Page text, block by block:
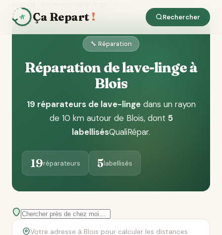
Ça Repart ! Rechercher
🔧 Réparation
Réparation de lave-linge à
Blois
19 réparateurs de lave-lingedans un rayon
de 10 km autour de Blois, dont 5
labellisésQualiRépar.
19réparateurs 5labellisés